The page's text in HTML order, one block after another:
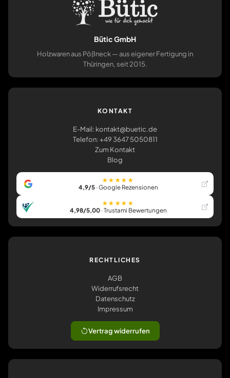
Bütic GmbH
Holzwaren aus Pößneck — aus eigener Fertigung in
Thüringen, seit 2015.
KONTAKT
E-Mail: kontakt@buetic.de
Telefon: +49 3647 5050811
Zum Kontakt
Blog
★★★★★
4,9/5· Google Rezensionen
★★★★★
4,98/5,00· Trustami Bewertungen
RECHTLICHES
AGB
Widerrufsrecht
Datenschutz
Impressum
Vertrag widerrufen